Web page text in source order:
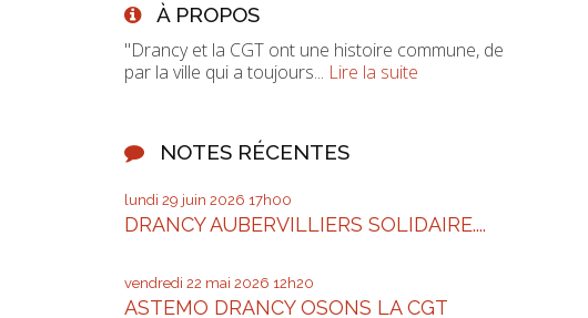
À PROPOS
"Drancy et la CGT ont une histoire commune, de
par la ville qui a toujours... Lire la suite
NOTES RÉCENTES
lundi 29 juin 2026 17h00
DRANCY AUBERVILLIERS SOLIDAIRE....
vendredi 22 mai 2026 12h20
ASTEMO DRANCY OSONS LA CGT